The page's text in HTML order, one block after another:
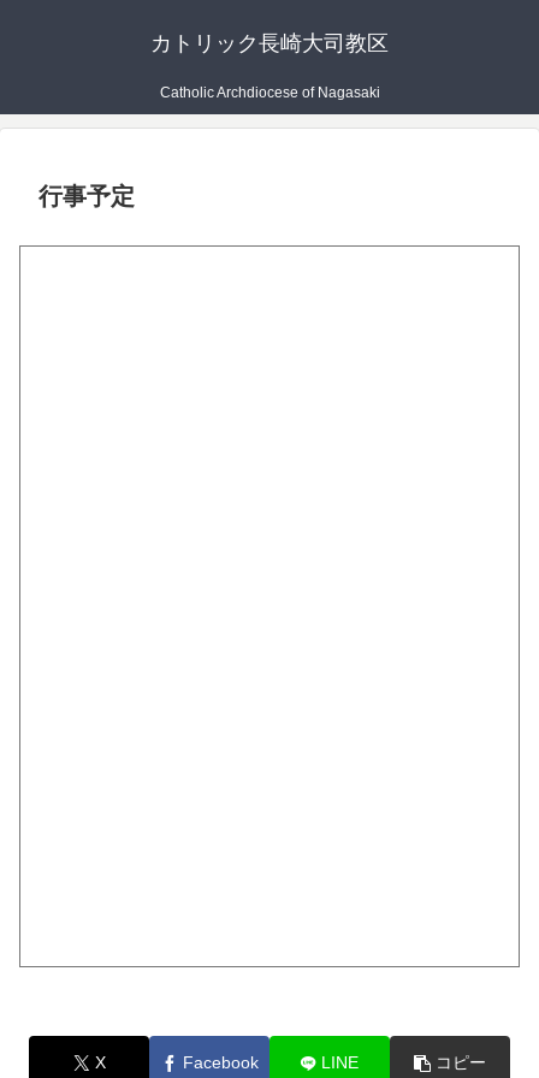
カトリック長崎大司教区
Catholic Archdiocese of Nagasaki
行事予定
X Facebook LINE コピー